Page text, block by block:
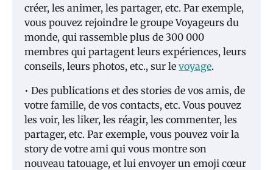
créer, les animer, les partager, etc. Par exemple,
vous pouvez rejoindre le groupe Voyageurs du
monde, qui rassemble plus de 300 000
membres qui partagent leurs expériences, leurs
conseils, leurs photos, etc., sur le voyage.
• Des publications et des stories de vos amis, de
votre famille, de vos contacts, etc. Vous pouvez
les voir, les liker, les réagir, les commenter, les
partager, etc. Par exemple, vous pouvez voir la
story de votre ami qui vous montre son
nouveau tatouage, et lui envoyer un emoji cœur